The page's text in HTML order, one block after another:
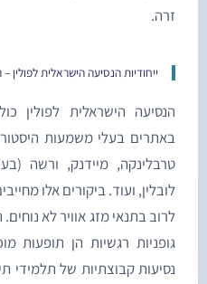
ייחודיות הנסיעה הישראלית לפולין – השלכות
הישראלית לפולין כוללת
בעלי משמעות היסטורית
ועוד. ביקורים אלו מחייבים
בתנאי מזג אוויר לא נוחים.
רגשיות הן תופעות
קבוצתיות של תלמידי תיכון